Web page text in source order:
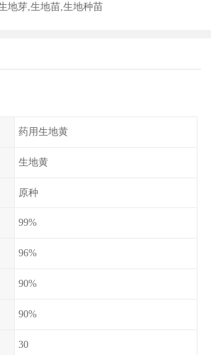
地芽,生地苗,生地种苗
药用生地黄
生地黄
原种
99%
96%
90%
90%
30